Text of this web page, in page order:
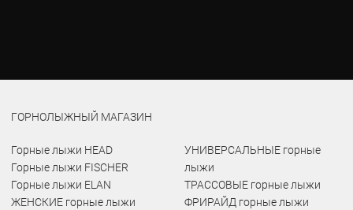
ГОРНОЛЫЖНЫЙ МАГАЗИН
Горные лыжи HEAD
Горные лыжи FISCHER
Горные лыжи ELAN
ЖЕНСКИЕ горные лыжи
УНИВЕРСАЛЬНЫЕ горные
лыжи
ТРАССОВЫЕ горные лыжи
ФРИРАЙД горные лыжи